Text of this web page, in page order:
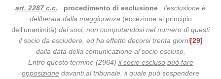
art. 2287 c.c. procedimento di esclusione : l’esclusione è
deliberata dalla maggioranza (eccezione al principio
dell’unanimità) dei soci, non computandosi nel numero di questi
il socio da escludere, ed ha effetto decorsi trenta giorni[29]
dalla data della comunicazione al socio escluso.
Entro questo termine (2964) il socio escluso può fare
opposizione davanti al tribunale, il quale può sospendere